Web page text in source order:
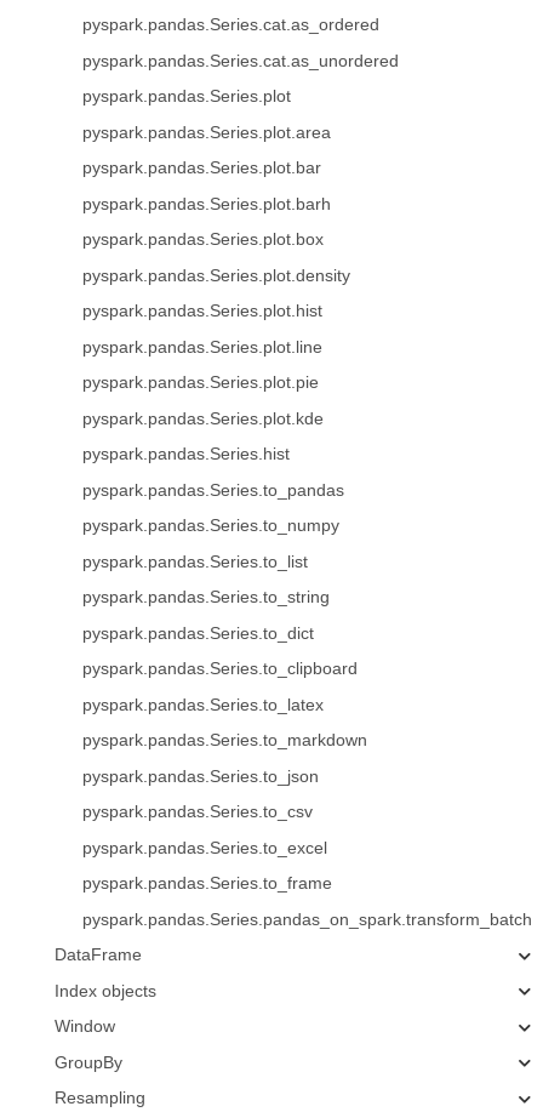
pyspark.pandas.Series.cat.as_ordered
pyspark.pandas.Series.cat.as_unordered
pyspark.pandas.Series.plot
pyspark.pandas.Series.plot.area
pyspark.pandas.Series.plot.bar
pyspark.pandas.Series.plot.barh
pyspark.pandas.Series.plot.box
pyspark.pandas.Series.plot.density
pyspark.pandas.Series.plot.hist
pyspark.pandas.Series.plot.line
pyspark.pandas.Series.plot.pie
pyspark.pandas.Series.plot.kde
pyspark.pandas.Series.hist
pyspark.pandas.Series.to_pandas
pyspark.pandas.Series.to_numpy
pyspark.pandas.Series.to_list
pyspark.pandas.Series.to_string
pyspark.pandas.Series.to_dict
pyspark.pandas.Series.to_clipboard
pyspark.pandas.Series.to_latex
pyspark.pandas.Series.to_markdown
pyspark.pandas.Series.to_json
pyspark.pandas.Series.to_csv
pyspark.pandas.Series.to_excel
pyspark.pandas.Series.to_frame
pyspark.pandas.Series.pandas_on_spark.transform_batch
DataFrame
Index objects
Window
GroupBy
Resampling